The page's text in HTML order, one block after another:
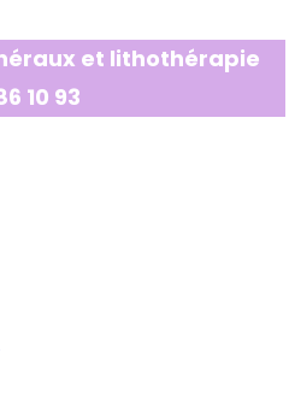
et lithothérapie
10 93